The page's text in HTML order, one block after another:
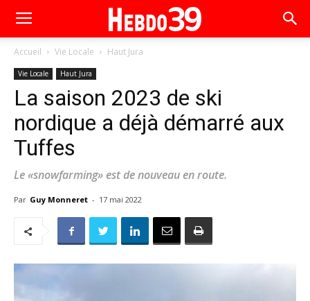
Accueil Vie Locale Haut Jura
Vie Locale Haut Jura
La saison 2023 de ski
nordique a déjà démarré aux
Tuffes
Le «snowfarming» est de nouveau en route.
Par Guy Monneret - 17 mai 2022